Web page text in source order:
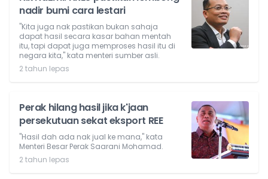
nadir bumi cara lestari
"Kita juga nak pastikan bukan sahaja
dapat hasil secara kasar bahan mentah
itu, tapi dapat juga memproses hasil itu di
negara kita," kata menteri sumber asli.
2 tahun lepas
Perak hilang hasil jika k'jaan
persekutuan sekat eksport REE
"Hasil dah ada nak jual ke mana," kata
Menteri Besar Perak Saarani Mohamad.
2 tahun lepas